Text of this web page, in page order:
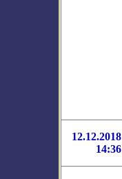
12.12.2018
14:36